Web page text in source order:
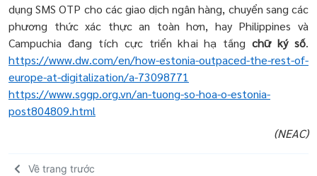
dụng SMS OTP cho các giao dịch ngân hàng, chuyển sang các
phương thức xác thực an toàn hơn, hay Philippines và
Campuchia đang tích cực triển khai hạ tầngchữ ký số.
https://www.dw.com/en/how-estonia-outpaced-the-rest-of-
europe-at-digitalization/a-73098771
https://www.sggp.org.vn/an-tuong-so-hoa-o-estonia-
post804809.html
(NEAC)
Về trang trước